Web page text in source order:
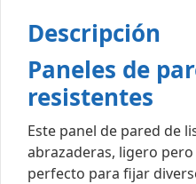
Descripción
Paneles de
resistentes
Este panel de pared de
abrazaderas, ligero
perfecto para fijar